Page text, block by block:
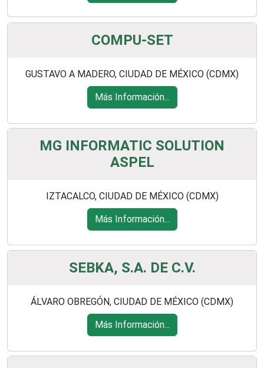
COMPU-SET
GUSTAVO A MADERO, CIUDAD DE MÉXICO (CDMX)
Más Información...
MG INFORMATIC SOLUTION
ASPEL
IZTACALCO, CIUDAD DE MÉXICO (CDMX)
Más Información...
SEBKA, S.A. DE C.V.
ÁLVARO OBREGÓN, CIUDAD DE MÉXICO (CDMX)
Más Información...